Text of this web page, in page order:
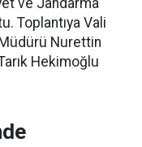
ve Jandarma
Toplantıya Vali
Müdürü Nurettin
Hekimoğlu